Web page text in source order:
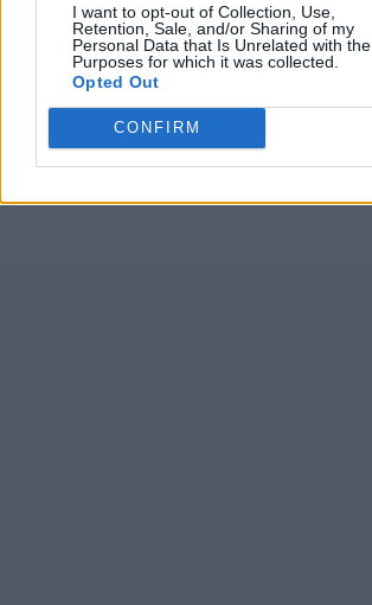
I want to opt-out of Collection, Use,
Retention, Sale, and/or Sharing of my
Personal Data that Is Unrelated with the
Purposes for which it was collected.
Opted Out
CONFIRM